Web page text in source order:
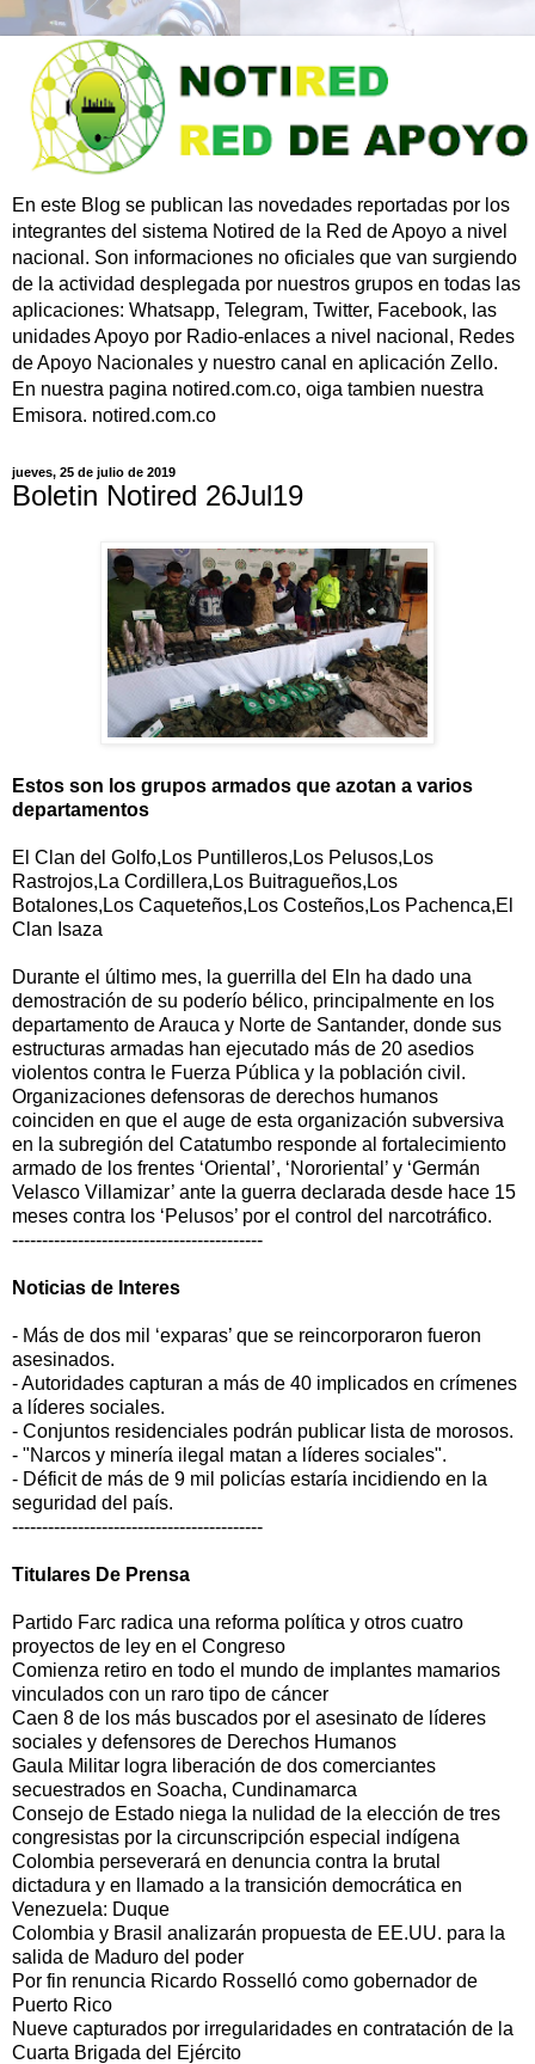
En este Blog se publican las novedades reportadas por los
integrantes del sistema Notired de la Red de Apoyo a nivel
nacional. Son informaciones no oficiales que van surgiendo
de la actividad desplegada por nuestros grupos en todas las
aplicaciones: Whatsapp, Telegram, Twitter, Facebook, las
unidades Apoyo por Radio-enlaces a nivel nacional, Redes
de Apoyo Nacionales y nuestro canal en aplicación Zello.
En nuestra pagina notired.com.co, oiga tambien nuestra
Emisora. notired.com.co
jueves, 25 de julio de 2019
Boletin Notired 26Jul19
Estos son los grupos armados que azotan a varios
departamentos
El Clan del Golfo,Los Puntilleros,Los Pelusos,Los
Rastrojos,La Cordillera,Los Buitragueños,Los
Botalones,Los Caqueteños,Los Costeños,Los Pachenca,El
Clan Isaza
Durante el último mes, la guerrilla del Eln ha dado una
demostración de su poderío bélico, principalmente en los
departamento de Arauca y Norte de Santander, donde sus
estructuras armadas han ejecutado más de 20 asedios
violentos contra le Fuerza Pública y la población civil.
Organizaciones defensoras de derechos humanos
coinciden en que el auge de esta organización subversiva
en la subregión del Catatumbo responde al fortalecimiento
armado de los frentes ‘Oriental’, ‘Nororiental’ y ‘Germán
Velasco Villamizar’ ante la guerra declarada desde hace 15
meses contra los ‘Pelusos’ por el control del narcotráfico.
------------------------------------------
Noticias de Interes
- Más de dos mil ‘exparas’ que se reincorporaron fueron
asesinados.
- Autoridades capturan a más de 40 implicados en crímenes
a líderes sociales.
- Conjuntos residenciales podrán publicar lista de morosos.
- "Narcos y minería ilegal matan a líderes sociales".
- Déficit de más de 9 mil policías estaría incidiendo en la
seguridad del país.
------------------------------------------
Titulares De Prensa
Partido Farc radica una reforma política y otros cuatro
proyectos de ley en el Congreso
Comienza retiro en todo el mundo de implantes mamarios
vinculados con un raro tipo de cáncer
Caen 8 de los más buscados por el asesinato de líderes
sociales y defensores de Derechos Humanos
Gaula Militar logra liberación de dos comerciantes
secuestrados en Soacha, Cundinamarca
Consejo de Estado niega la nulidad de la elección de tres
congresistas por la circunscripción especial indígena
Colombia perseverará en denuncia contra la brutal
dictadura y en llamado a la transición democrática en
Venezuela: Duque
Colombia y Brasil analizarán propuesta de EE.UU. para la
salida de Maduro del poder
Por fin renuncia Ricardo Rosselló como gobernador de
Puerto Rico
Nueve capturados por irregularidades en contratación de la
Cuarta Brigada del Ejército